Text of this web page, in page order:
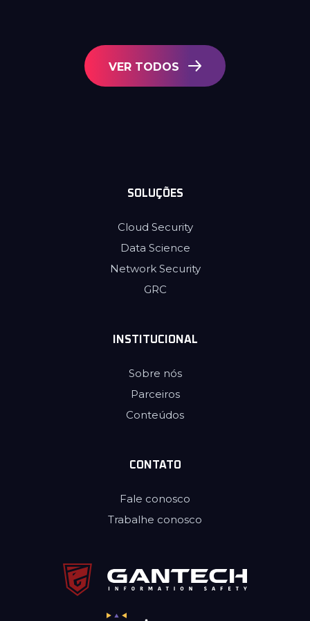
VER TODOS
SOLUÇÕES
Cloud Security
Data Science
Network Security
GRC
INSTITUCIONAL
Sobre nós
Parceiros
Conteúdos
CONTATO
Fale conosco
Trabalhe conosco